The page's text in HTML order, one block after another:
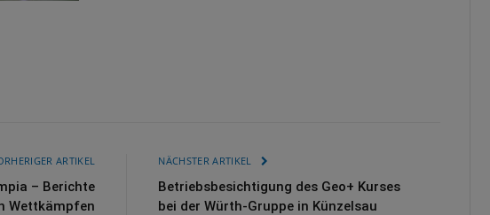
ARTIKEL
– Berichte
Wettkämpfen
NÄCHSTER ARTIKEL
Betriebsbesichtigung des Geo+ Kurses
bei der Würth-Gruppe in Künzelsau